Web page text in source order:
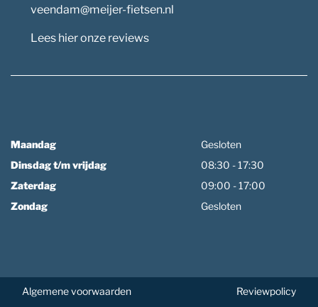
veendam@meijer-fietsen.nl
Lees hier onze reviews
Maandag
Gesloten
Dinsdag t/m vrijdag
08:30 - 17:30
Zaterdag
09:00 - 17:00
Zondag
Gesloten
Algemene voorwaarden Reviewpolicy